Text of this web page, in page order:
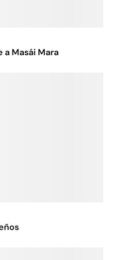
a Masái Mara